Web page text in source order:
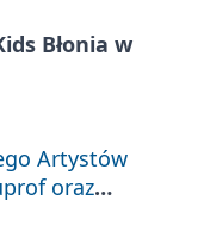
Błonia w
Artystów
oraz